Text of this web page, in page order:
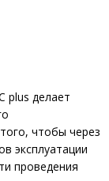
plus делает
чтобы через
эксплуатации
проведения